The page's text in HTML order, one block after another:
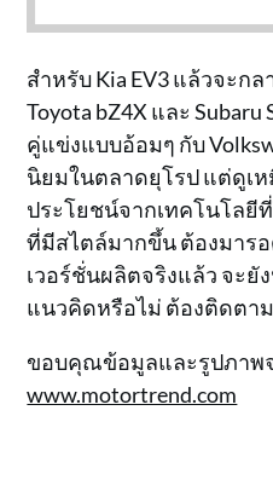
สำหรับ Kia EV3 แล้วจะก
Toyota bZ4X และ
คู่แข่งแบบอ้อมๆ กับ
นิยมในตลาดยุโรป แต่ดูเห
ประโยชน์จากเทคโนโลยี
ที่มีสไตล์มากขึ้น ต้องมาร
เวอร์ชั่นผลิตจริงแล้ว จะยั
แนวคิดหรือไม่ ต้องติดตาม
ขอบคุณข้อมูลและรูปภาพ
www.motortrend.com